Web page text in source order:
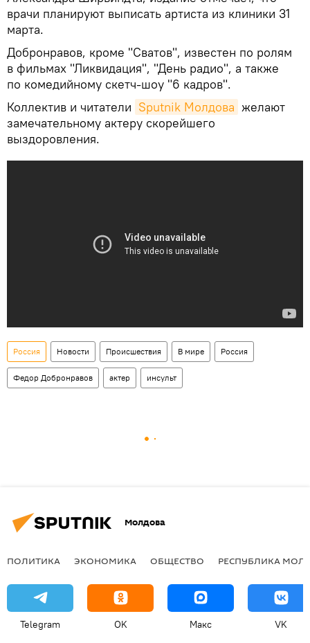
врачи планируют выписать артиста из клиники 31
марта.
Добронравов, кроме "Сватов", известен по ролям
в фильмах "Ликвидация", "День радио", а также
по комедийному скетч-шоу "6 кадров".
Коллектив и читатели Sputnik Молдова желают
замечательному актеру скорейшего
выздоровления.
Россия Новости Происшествия В мире Россия
Федор Добронравов актер инсульт
Молдова
ПОЛИТИКА ЭКОНОМИКА ОБЩЕСТВО РЕСПУБЛИКА
Telegram OK Макс VK